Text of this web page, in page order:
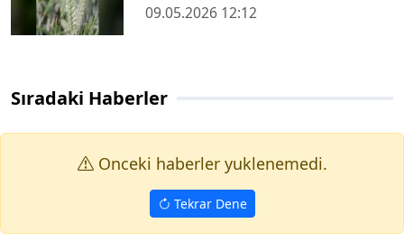
09.05.2026 12:12
Sıradaki Haberler
Onceki haberler yuklenemedi.
Tekrar Dene